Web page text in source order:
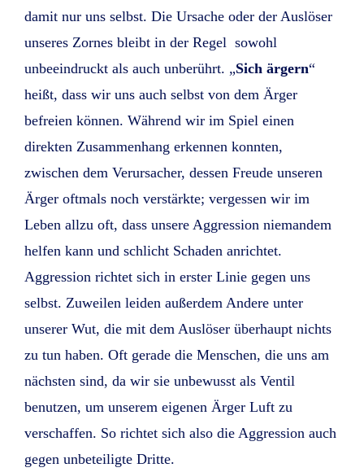
damit nur uns selbst. Die Ursache oder der Auslöser
unseres Zornes bleibt in der Regel sowohl
unbeeindruckt als auch unberührt. „Sich ärgern“
heißt, dass wir uns auch selbst von dem Ärger
befreien können. Während wir im Spiel einen
direkten Zusammenhang erkennen konnten,
zwischen dem Verursacher, dessen Freude unseren
Ärger oftmals noch verstärkte; vergessen wir im
Leben allzu oft, dass unsere Aggression niemandem
helfen kann und schlicht Schaden anrichtet.
Aggression richtet sich in erster Linie gegen uns
selbst. Zuweilen leiden außerdem Andere unter
unserer Wut, die mit dem Auslöser überhaupt nichts
zu tun haben. Oft gerade die Menschen, die uns am
nächsten sind, da wir sie unbewusst als Ventil
benutzen, um unserem eigenen Ärger Luft zu
verschaffen. So richtet sich also die Aggression auch
gegen unbeteiligte Dritte.